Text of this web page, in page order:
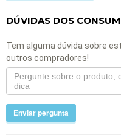
DÚVIDAS DOS
Tem alguma dúvida sobre
outros compradores!
Enviar pergunta